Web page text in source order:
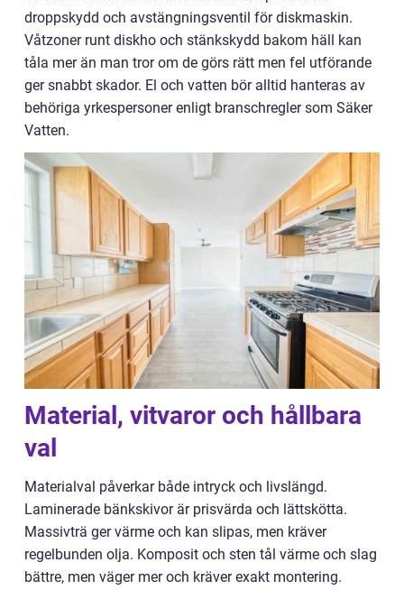
droppskydd och avstängningsventil för diskmaskin.
Våtzoner runt diskho och stänkskydd bakom häll kan
tåla mer än man tror om de görs rätt men fel utförande
ger snabbt skador. El och vatten bör alltid hanteras av
behöriga yrkespersoner enligt branschregler som Säker
Vatten.
Material, vitvaror och hållbara
val
Materialval påverkar både intryck och livslängd.
Laminerade bänkskivor är prisvärda och lättskötta.
Massivträ ger värme och kan slipas, men kräver
regelbunden olja. Komposit och sten tål värme och slag
bättre, men väger mer och kräver exakt montering.